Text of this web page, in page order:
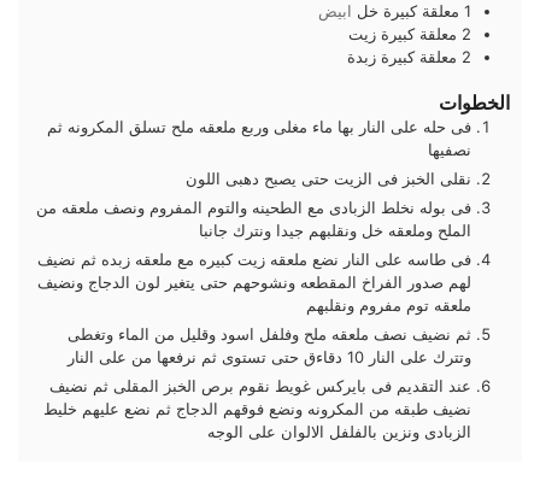
1 معلقة كبيرة خل ابيض
2 معلقة كبيرة زيت
2 معلقة كبيرة زبدة
الخطوات
فى حله على النار بها ماء مغلى وربع ملعقه ملح تسلق المكرونه ثم
نصفيها
نقلى الخبز فى الزيت حتى يصبح دهبى اللون
فى بوله نخلط الزبادى مع الطحينه والتوم المفروم ونصف ملعقه من
الملح وملعقه خل ونقلبهم جيدا ونترك جانبا
فى طاسه على النار نضع ملعقه زيت كبيره مع ملعقه زبده ثم نضيف
لهم صدور الفراخ المقطعه ونشوحهم حتى يتغير لون الدجاج ونضيف
ملعقه توم مفروم ونقلبهم
ثم نضيف نصف ملعقه ملح وفلفل اسود وقليل من الماء وتغطى
وتترك على النار 10 دقاءق حتى تستوى ثم نرفعها من على النار
عند التقديم فى بايركس غويط نقوم برص الخبز المقلى ثم نضيف
نضيف طبقه من المكرونه ونضع فوقهم الدجاج ثم نضع عليهم خليط
الزبادى ونزين بالفلفل الالوان على الوجه